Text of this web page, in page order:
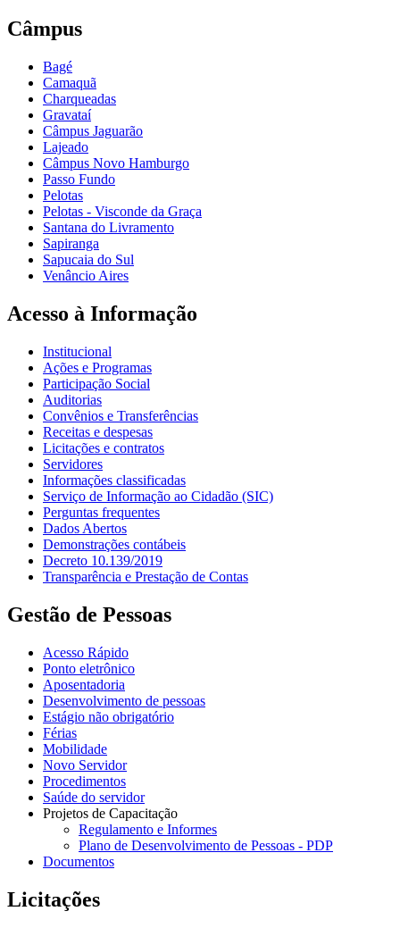
Câmpus
Bagé
Camaquã
Charqueadas
Gravataí
Câmpus Jaguarão
Lajeado
Câmpus Novo Hamburgo
Passo Fundo
Pelotas
Pelotas - Visconde da Graça
Santana do Livramento
Sapiranga
Sapucaia do Sul
Venâncio Aires
Acesso à Informação
Institucional
Ações e Programas
Participação Social
Auditorias
Convênios e Transferências
Receitas e despesas
Licitações e contratos
Servidores
Informações classificadas
Serviço de Informação ao Cidadão (SIC)
Perguntas frequentes
Dados Abertos
Demonstrações contábeis
Decreto 10.139/2019
Transparência e Prestação de Contas
Gestão de Pessoas
Acesso Rápido
Ponto eletrônico
Aposentadoria
Desenvolvimento de pessoas
Estágio não obrigatório
Férias
Mobilidade
Novo Servidor
Procedimentos
Saúde do servidor
Projetos de Capacitação
Regulamento e Informes
Plano de Desenvolvimento de Pessoas - PDP
Documentos
Licitações